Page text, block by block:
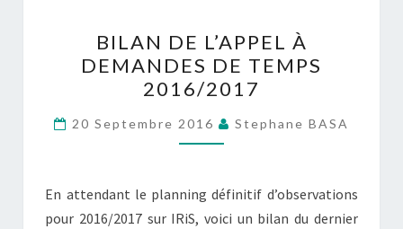
DE
L’APPEL
À
DEMANDES
DE
2016/2017
BILAN DE L’APPEL À
DEMANDES DE TEMPS
2016/2017
20 Septembre 2016 Stephane BASA
En attendant le planning définitif d’observations
pour 2016/2017 sur IRiS, voici un bilan du dernier